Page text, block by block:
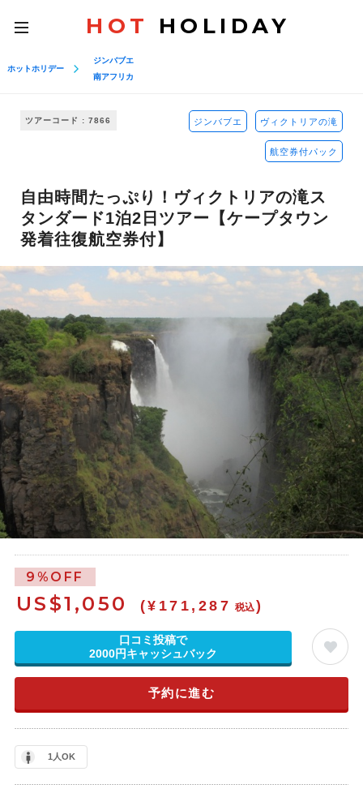
toggle
navigation
HOT HOLIDAY
ホットホリデー
ジンバブエ
南アフリカ
ツアーコード : 7866 ジンバブエ ヴィクトリアの滝
航空券付パック
自由時間たっぷり！ヴィクトリアの滝ス
タンダード1泊2日ツアー【ケープタウン
発着往復航空券付】
9%OFF
US$1,050 (¥171,287 税込)
口コミ投稿で
2000円キャッシュバック
予約に進む
1人OK